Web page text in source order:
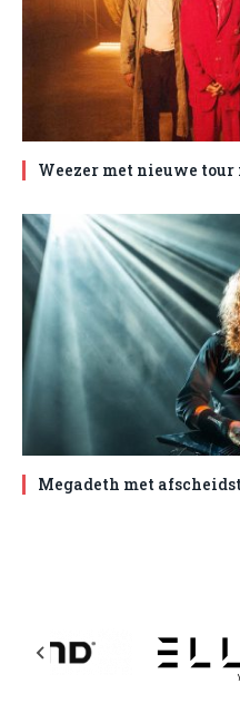
Weezer met nieuwe tour
Megadeth met